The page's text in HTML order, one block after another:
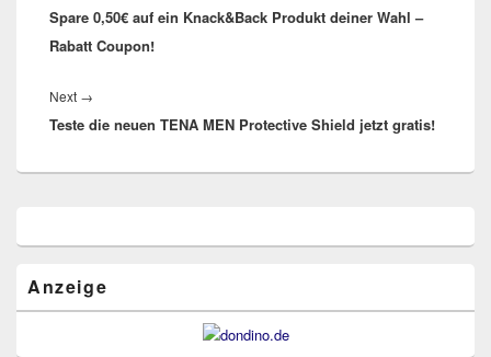
post:
Spare 0,50€ auf ein Knack&Back Produkt deiner Wahl –
Rabatt Coupon!
Next →
post:
Teste die neuen TENA MEN Protective Shield jetzt gratis!
Anzeige